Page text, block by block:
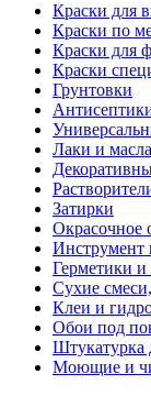
Краски для
Краски по
Краски для
Краски
Грунтовки
Лаки и масла
Затирки
Окрасочное
Инструмент
Герметики
Сухие
Клеи и
Обои под
Штукатурка
Моющие и